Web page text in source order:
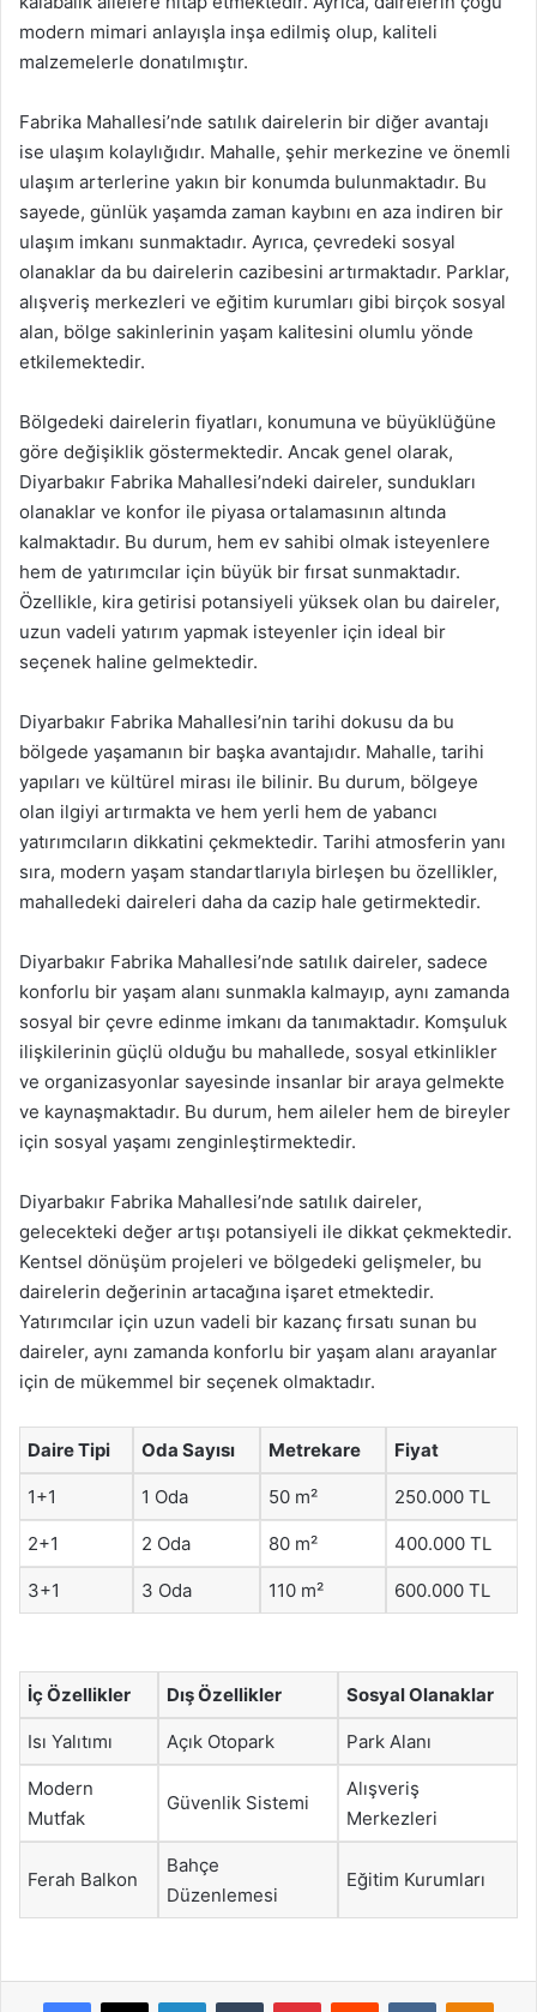
modern mimari anlayışla inşa edilmiş olup, kaliteli
malzemelerle donatılmıştır.
Fabrika Mahallesi’nde satılık dairelerin bir diğer avantajı
ise ulaşım kolaylığıdır. Mahalle, şehir merkezine ve önemli
ulaşım arterlerine yakın bir konumda bulunmaktadır. Bu
sayede, günlük yaşamda zaman kaybını en aza indiren bir
ulaşım imkanı sunmaktadır. Ayrıca, çevredeki sosyal
olanaklar da bu dairelerin cazibesini artırmaktadır. Parklar,
alışveriş merkezleri ve eğitim kurumları gibi birçok sosyal
alan, bölge sakinlerinin yaşam kalitesini olumlu yönde
etkilemektedir.
Bölgedeki dairelerin fiyatları, konumuna ve büyüklüğüne
göre değişiklik göstermektedir. Ancak genel olarak,
Diyarbakır Fabrika Mahallesi’ndeki daireler, sundukları
olanaklar ve konfor ile piyasa ortalamasının altında
kalmaktadır. Bu durum, hem ev sahibi olmak isteyenlere
hem de yatırımcılar için büyük bir fırsat sunmaktadır.
Özellikle, kira getirisi potansiyeli yüksek olan bu daireler,
uzun vadeli yatırım yapmak isteyenler için ideal bir
seçenek haline gelmektedir.
Diyarbakır Fabrika Mahallesi’nin tarihi dokusu da bu
bölgede yaşamanın bir başka avantajıdır. Mahalle, tarihi
yapıları ve kültürel mirası ile bilinir. Bu durum, bölgeye
olan ilgiyi artırmakta ve hem yerli hem de yabancı
yatırımcıların dikkatini çekmektedir. Tarihi atmosferin yanı
sıra, modern yaşam standartlarıyla birleşen bu özellikler,
mahalledeki daireleri daha da cazip hale getirmektedir.
Diyarbakır Fabrika Mahallesi’nde satılık daireler, sadece
konforlu bir yaşam alanı sunmakla kalmayıp, aynı zamanda
sosyal bir çevre edinme imkanı da tanımaktadır. Komşuluk
ilişkilerinin güçlü olduğu bu mahallede, sosyal etkinlikler
ve organizasyonlar sayesinde insanlar bir araya gelmekte
ve kaynaşmaktadır. Bu durum, hem aileler hem de bireyler
için sosyal yaşamı zenginleştirmektedir.
Diyarbakır Fabrika Mahallesi’nde satılık daireler,
gelecekteki değer artışı potansiyeli ile dikkat çekmektedir.
Kentsel dönüşüm projeleri ve bölgedeki gelişmeler, bu
dairelerin değerinin artacağına işaret etmektedir.
Yatırımcılar için uzun vadeli bir kazanç fırsatı sunan bu
daireler, aynı zamanda konforlu bir yaşam alanı arayanlar
için de mükemmel bir seçenek olmaktadır.
Daire Tipi Oda Sayısı Metrekare Fiyat
1+1 1 Oda 50 m² 250.000 TL
2+1 2 Oda 80 m² 400.000 TL
3+1 3 Oda 110 m² 600.000 TL
İç Özellikler Dış Özellikler Sosyal Olanaklar
Isı Yalıtımı Açık Otopark Park Alanı
Modern
Mutfak
Güvenlik Sistemi
Alışveriş
Merkezleri
Ferah Balkon
Bahçe
Düzenlemesi
Eğitim Kurumları
Facebook
X LinkedInTumblr PinterestReddit VKontakte